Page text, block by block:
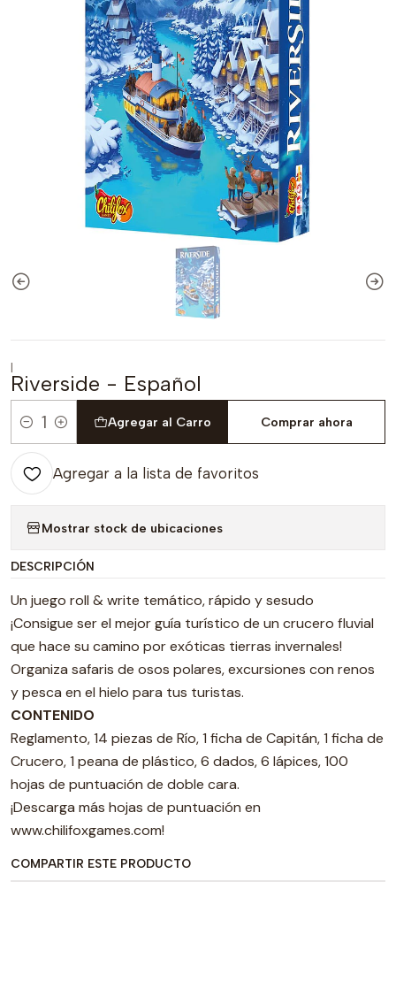
|
Riverside - Español
Cantidad
Agregar al Carro Comprar ahora
Agregar a la lista de favoritos
Mostrar stock de ubicaciones
DESCRIPCIÓN
Un juego roll & write temático, rápido y sesudo
¡Consigue ser el mejor guía turístico de un crucero fluvial
que hace su camino por exóticas tierras invernales!
Organiza safaris de osos polares, excursiones con renos
y pesca en el hielo para tus turistas.
CONTENIDO
Reglamento, 14 piezas de Río, 1 ficha de Capitán, 1 ficha de
Crucero, 1 peana de plástico, 6 dados, 6 lápices, 100
hojas de puntuación de doble cara.
¡Descarga más hojas de puntuación en
www.chilifoxgames.com!
COMPARTIR ESTE PRODUCTO